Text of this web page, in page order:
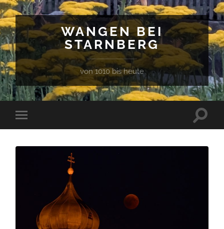
WANGEN BEI
STARNBERG
von 1010 bis heute
Mobile-
Menü